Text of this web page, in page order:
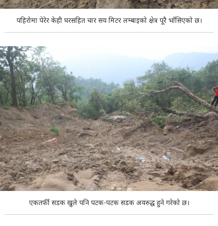
पहिरोमा पेरेर केही घरसहित चार सय मिटर लम्बाइको क्षेत्र पूरै भाँसिएको छ।
एकतर्फी सडक खुले पनि पटक-पटक सडक अवरुद्ध हुने गरेको छ।